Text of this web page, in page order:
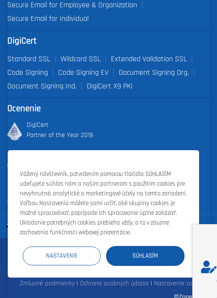
Secure Email for Employee & Organization
Secure Email for Individual
DigiCert
Standard SSL Wildcard SSL
Extended Validation SSL
Code Signing
Code Signing EV
Document Signing Org.
Document Signing Ind.
DigiCert X9 PKI
Ocenenie
DigiCert
Partner of the Year 2019
2022
Registrácia domén Webhosting| Webové stránky Zoner Cloud|
Zoner Photo Studio|Zoner s.r.o.
Zmluvné podmienky | Ochrana osobných údajov | Nastavenie cookies
Vážený návštevník, potvrdením pomocou tlačidla SÚHLASÍM
udeľujete súhlas nám a našim partnerom s použitím cookies pre
nevyhnutné, analytické a marketingové účely na tomto zariadení.
Voľbou Nastavenia môžete sami určiť, aké skupiny cookies je
možné spracovávať, poprípade ich spracovanie úplne zakázať.
Ukladanie potrebných cookies prebieha vždy, a to v záujme
zachovania funkčnosti webovej prezentácie.
NASTAVENIE SÚHLASÍM